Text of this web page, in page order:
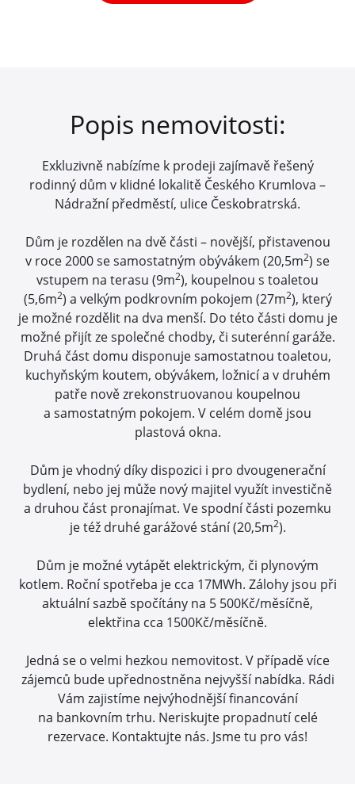
Popis nemovitosti:
Exkluzivně nabízíme k prodeji zajímavě řešený
rodinný dům v klidné lokalitě Českého Krumlova –
Nádražní předměstí, ulice Českobratrská.
Dům je rozdělen na dvě části – novější, přistavenou
v roce 2000 se samostatným obývákem (20,5m2) se
vstupem na terasu (9m2), koupelnou s toaletou
(5,6m2) a velkým podkrovním pokojem (27m2), který
je možné rozdělit na dva menší. Do této části domu je
možné přijít ze společné chodby, či suterénní garáže.
Druhá část domu disponuje samostatnou toaletou,
kuchyňským koutem, obývákem, ložnicí a v druhém
patře nově zrekonstruovanou koupelnou
a samostatným pokojem. V celém domě jsou
plastová okna.
Dům je vhodný díky dispozici i pro dvougenerační
bydlení, nebo jej může nový majitel využít investičně
a druhou část pronajímat. Ve spodní části pozemku
je též druhé garážové stání (20,5m2).
Dům je možné vytápět elektrickým, či plynovým
kotlem. Roční spotřeba je cca 17MWh. Zálohy jsou při
aktuální sazbě spočítány na 5 500Kč/měsíčně,
elektřina cca 1500Kč/měsíčně.
Jedná se o velmi hezkou nemovitost. V případě více
zájemců bude upřednostněna nejvyšší nabídka. Rádi
Vám zajistíme nejvýhodnější financování
na bankovním trhu. Neriskujte propadnutí celé
rezervace. Kontaktujte nás. Jsme tu pro vás!